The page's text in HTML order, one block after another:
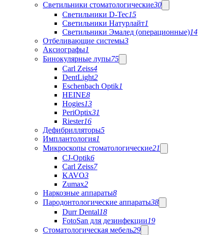
Светильники стоматологические30
Светильники D-Tec15
Светильники Натурлайт1
Светильники Эмалед (операционные)14
Отбеливающие системы3
Аксиографы1
Бинокулярные лупы75
Carl Zeiss4
DentLight2
Eschenbach Optik1
HEINE8
Hogies13
PeriOptix31
Riester16
Дефибрилляторы5
Имплантология1
Микроскопы стоматологические21
CJ-Optik6
Carl Zeiss7
KAVO3
Zumax2
Наркозные аппараты8
Пародонтологические аппараты38
Durr Dental18
FotoSan для дезинфекции19
Стоматологическая мебель29